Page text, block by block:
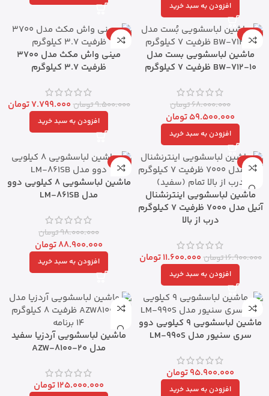
افزودن به سبد خرید
-13%
ماشین لباسشویی بست مدل
BW-712-10 ظرفیت ۷ کیلوگرم
68.000.000تومان
59.500.000تومان
افزودن به سبد خرید
-18%
مینی واش مکث مدل 3700
ظرفیت ۳.۷ کیلوگرم
9.500.000تومان 7.799.000تومان
افزودن به سبد خرید
-31%
ماشین لباسشویی اینترنشنال
آنیل مدل 7000 ظرفیت ۷ کیلوگرم
درب از بالا
16.900.000تومان 11.600.000تومان
افزودن به سبد خرید
-9%
ماشین لباسشویی 8 کیلویی دوو
مدل LM-861SB
98.000.000تومان
88.900.000تومان
افزودن به سبد خرید
ماشین لباسشویی 9 کیلویی دوو
سری سنیور مدل LM-990S
95.900.000تومان
افزودن به سبد خرید
ماشین لباسشویی آردزیا سفید
مدل AZW-8100-20
125.000.000تومان